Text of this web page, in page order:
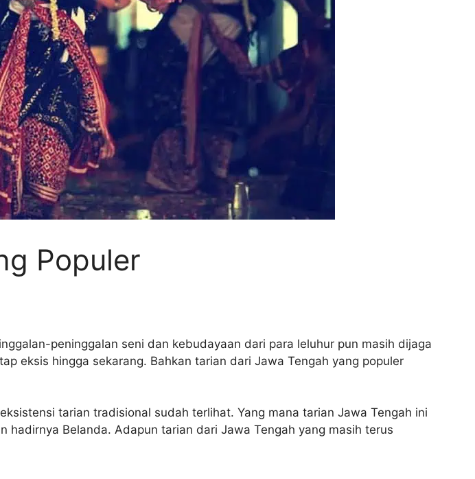
Populer
peninggalan seni dan kebudayaan dari para leluhur pun masih dijaga
eksis hingga sekarang. Bahkan tarian dari Jawa Tengah yang populer
tarian tradisional sudah terlihat. Yang mana tarian Jawa Tengah ini
Belanda. Adapun tarian dari Jawa Tengah yang masih terus